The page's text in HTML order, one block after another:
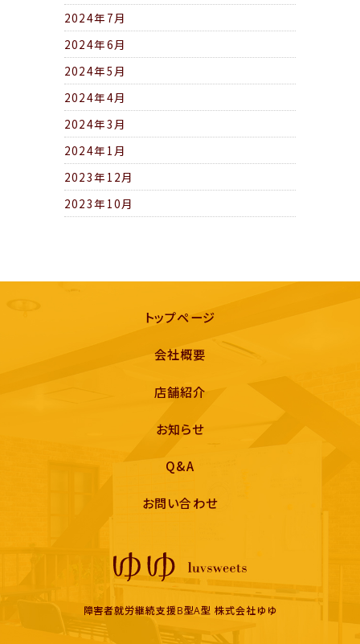
2024年7月
2024年6月
2024年5月
2024年4月
2024年3月
2024年1月
2023年12月
2023年10月
トップページ
会社概要
店舗紹介
お知らせ
Q&A
お問い合わせ
障害者就労継続支援B型A型 株式会社ゆゆ